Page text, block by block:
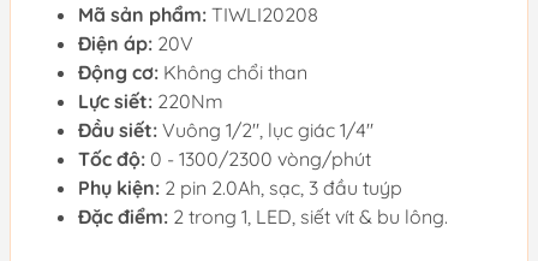
Mã sản phẩm: TIWLI20208
Điện áp: 20V
Động cơ: Không chổi than
Lực siết: 220Nm
Đầu siết: Vuông 1/2", lục giác 1/4"
Tốc độ: 0 - 1300/2300 vòng/phút
Phụ kiện: 2 pin 2.0Ah, sạc, 3 đầu tuýp
Đặc điểm: 2 trong 1, LED, siết vít & bu lông.